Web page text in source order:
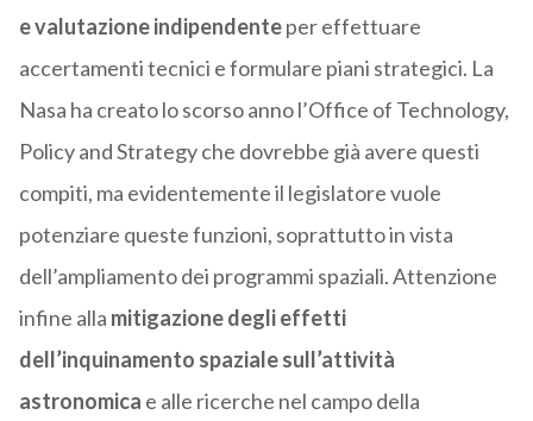
e valutazione indipendenteper effettuare
accertamenti tecnici e formulare piani strategici. La
Nasa ha creato lo scorso anno l’Office of Technology,
Policy and Strategy che dovrebbe già avere questi
compiti, ma evidentemente il legislatore vuole
potenziare queste funzioni, soprattutto in vista
dell’ampliamento dei programmi spaziali. Attenzione
infine alla mitigazione degli effetti
dell’inquinamento spaziale sull’attività
astronomica e alle ricerche nel campo della